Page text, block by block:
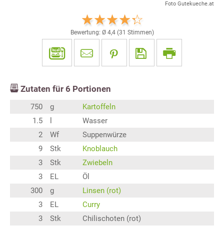
Foto Gutekueche.at
Bewertung: Ø 4,4(31 Stimmen)
Zutaten für 6 Portionen
750 g
Kartoffeln
1.5
Wasser
2
Wf
Suppenwürze
9
Stk
Knoblauch
3
Stk
Zwiebeln
3
EL
Öl
300
g
Linsen (rot)
3
EL
Curry
3
Stk
Chilischoten (rot)